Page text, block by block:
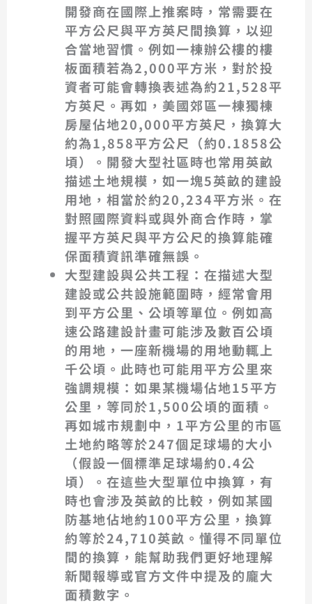
開發商在國際上推案時，常需要在
平方公尺與平方英尺間換算，以迎
合當地習慣。例如一棟辦公樓的樓
板面積若為2,000平方米，對於投
資者可能會轉換表述為約21,528平
方英尺。再如，美國郊區一棟獨棟
房屋佔地20,000平方英尺，換算大
約為1,858平方公尺（約0.1858公
頃）。開發大型社區時也常用英畝
描述土地規模，如一塊5英畝的建設
用地，相當於約20,234平方米。在
對照國際資料或與外商合作時，掌
握平方英尺與平方公尺的換算能確
保面積資訊準確無誤。
大型建設與公共工程 ：在描述大型
建設或公共設施範圍時，經常會用
到平方公里、公頃等單位。例如高
速公路建設計畫可能涉及數百公頃
的用地，一座新機場的用地動輒上
千公頃。此時也可能用平方公里來
強調規模：如果某機場佔地15平方
公里，等同於1,500公頃的面積。
再如城市規劃中， 1平方公里的市區
土地約略等於247個足球場的大小
（假設一個標準足球場約0.4公
頃）。在這些大型單位中換算，有
時也會涉及英畝的比較，例如某國
防基地佔地約100平方公里，換算
約等於24,710英畝。懂得不同單位
間的換算，能幫助我們更好地理解
新聞報導或官方文件中提及的龐大
面積數字。